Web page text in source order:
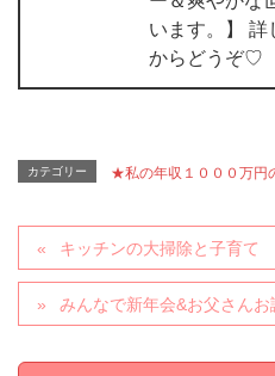
います。】 詳
からどうぞ♡
カテゴリー ★私の年収１０００万円
キッチンの大掃除と子育て
みんなで新年会&お父さんお